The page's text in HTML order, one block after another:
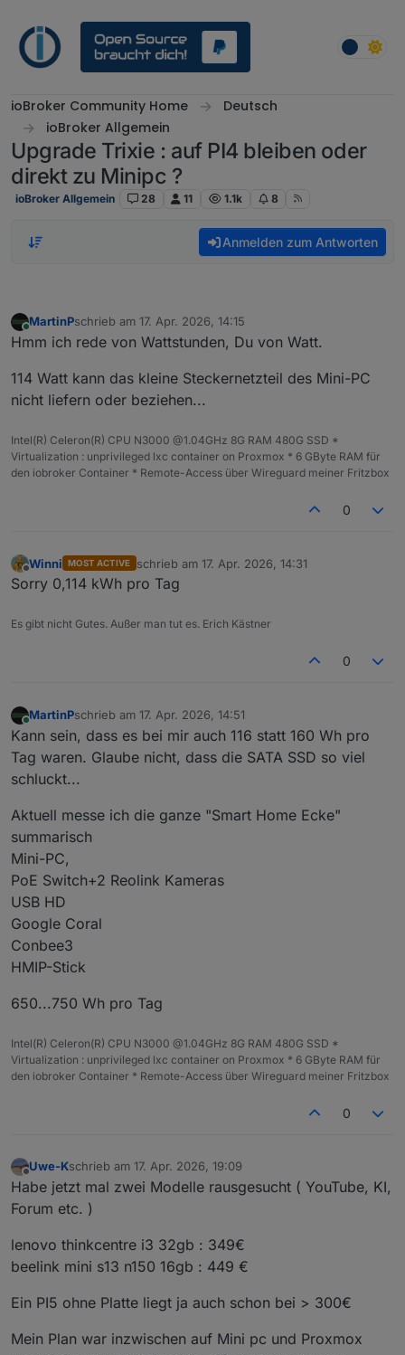
ioBroker Community Home
Deutsch
ioBroker Allgemein
Upgrade Trixie : auf PI4 bleiben oder
direkt zu Minipc ?
ioBroker Allgemein 28 11 1.1k 8
Anmelden zum Antworten
Online
MartinPschrieb am 17. Apr. 2026, 14:15
zuletzt editiert von
Hmm ich rede von Wattstunden, Du von Watt.
114 Watt kann das kleine Steckernetzteil des Mini-PC
nicht liefern oder beziehen...
Intel(R) Celeron(R) CPU N3000 @1.04GHz 8G RAM 480G SSD *
Virtualization : unprivileged lxc container on Proxmox * 6 GByte RAM für
den iobroker Container * Remote-Access über Wireguard meiner Fritzbox
0
Offline
Winni MOST ACTIVE schrieb am 17. Apr. 2026, 14:31
zuletzt editiert von
Sorry 0,114 kWh pro Tag
Es gibt nicht Gutes. Außer man tut es. Erich Kästner
0
MartinPschrieb am 17. Apr. 2026, 14:51
zuletzt editiert von
Kann sein, dass es bei mir auch 116 statt 160 Wh pro
Tag waren. Glaube nicht, dass die SATA SSD so viel
schluckt...
Aktuell messe ich die ganze "Smart Home Ecke"
summarisch
Mini-PC,
PoE Switch+2 Reolink Kameras
USB HD
Google Coral
Conbee3
HMIP-Stick
650...750 Wh pro Tag
Intel(R) Celeron(R) CPU N3000 @1.04GHz 8G RAM 480G SSD *
Virtualization : unprivileged lxc container on Proxmox * 6 GByte RAM für
den iobroker Container * Remote-Access über Wireguard meiner Fritzbox
0
Offline
Uwe-Kschrieb am 17. Apr. 2026, 19:09
zuletzt editiert von
Habe jetzt mal zwei Modelle rausgesucht ( YouTube, KI,
Forum etc. )
lenovo thinkcentre i3 32gb : 349€
beelink mini s13 n150 16gb : 449 €
Ein PI5 ohne Platte liegt ja auch schon bei > 300€
Mein Plan war inzwischen auf Mini pc und Proxmox